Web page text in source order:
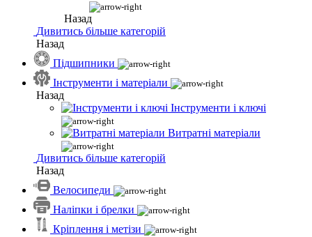
Назад
Дивитись більше категорій
Назад
Підшипники
Інструменти і матеріали
Назад
Інструменти і ключі
Витратні матеріали
Дивитись більше категорій
Назад
Велосипеди
Наліпки і брелки
Кріплення і метізи